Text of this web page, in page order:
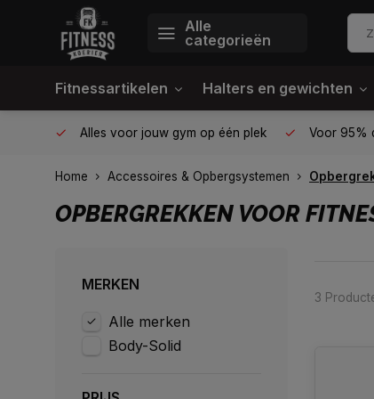
Alle
categorieën
Fitnessartikelen Halters en gewichten
Alles voor jouw gym op één plek Voor 95%
Home Accessoires & Opbergsystemen
OPBERGREKKEN VOOR
MERKEN
Alle merken
Body-Solid
3